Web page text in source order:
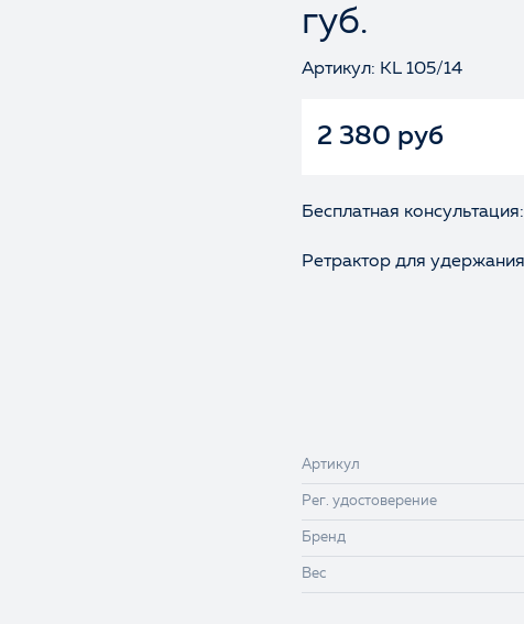
губ.
Артикул: KL 105/14
2 380 руб
Бесплатная консультация:
Ретрактор для
Артикул
Рег. удостоверение
Бренд
Вес